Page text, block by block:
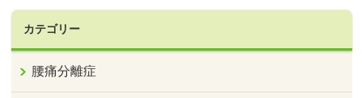
カテゴリー
腰痛分離症